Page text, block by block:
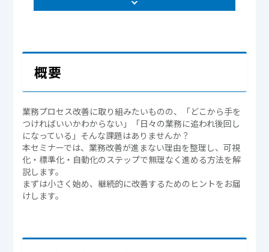
概要
業務プロセス改善に取り組みたいものの、「どこから手を
つければいいかわからない」「日々の業務に追われ後回し
になっている」そんな課題はありませんか？
本セミナーでは、業務改善が進まない理由を整理し、可視
化・標準化・自動化のステップで無理なく進める方法を解
説します。
まずは小さく始め、継続的に改善するためのヒントをお届
けします。